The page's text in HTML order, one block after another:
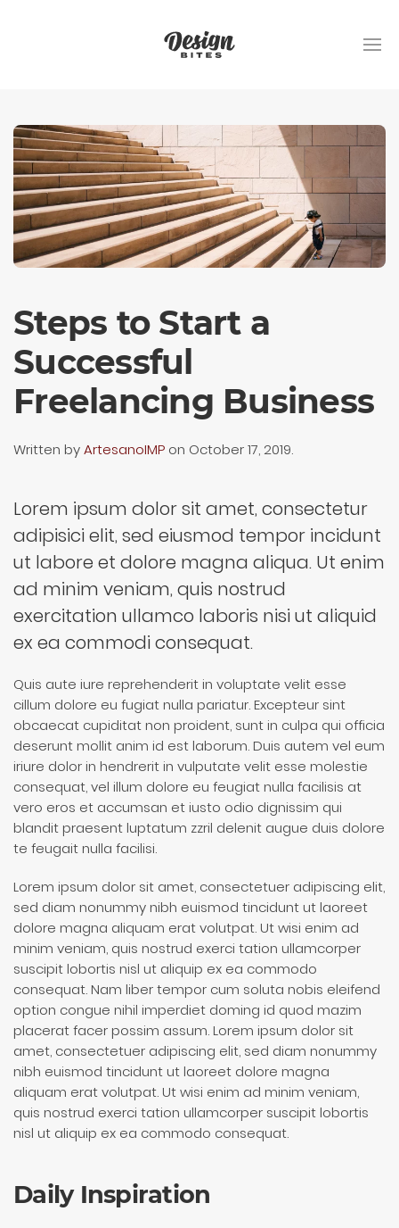
Steps to Start a
Successful
Freelancing Business
Written byArtesanoIMP on October 17, 2019.
Lorem ipsum dolor sit amet, consectetur
adipisici elit, sed eiusmod tempor incidunt
ut labore et dolore magna aliqua. Ut enim
ad minim veniam, quis nostrud
exercitation ullamco laboris nisi ut aliquid
ex ea commodi consequat.
Quis aute iure reprehenderit in voluptate velit esse
cillum dolore eu fugiat nulla pariatur. Excepteur sint
obcaecat cupiditat non proident, sunt in culpa qui officia
deserunt mollit anim id est laborum. Duis autem vel eum
iriure dolor in hendrerit in vulputate velit esse molestie
consequat, vel illum dolore eu feugiat nulla facilisis at
vero eros et accumsan et iusto odio dignissim qui
blandit praesent luptatum zzril delenit augue duis dolore
te feugait nulla facilisi.
Lorem ipsum dolor sit amet, consectetuer adipiscing elit,
sed diam nonummy nibh euismod tincidunt ut laoreet
dolore magna aliquam erat volutpat. Ut wisi enim ad
minim veniam, quis nostrud exerci tation ullamcorper
suscipit lobortis nisl ut aliquip ex ea commodo
consequat. Nam liber tempor cum soluta nobis eleifend
option congue nihil imperdiet doming id quod mazim
placerat facer possim assum. Lorem ipsum dolor sit
amet, consectetuer adipiscing elit, sed diam nonummy
nibh euismod tincidunt ut laoreet dolore magna
aliquam erat volutpat. Ut wisi enim ad minim veniam,
quis nostrud exerci tation ullamcorper suscipit lobortis
nisl ut aliquip ex ea commodo consequat.
Daily Inspiration